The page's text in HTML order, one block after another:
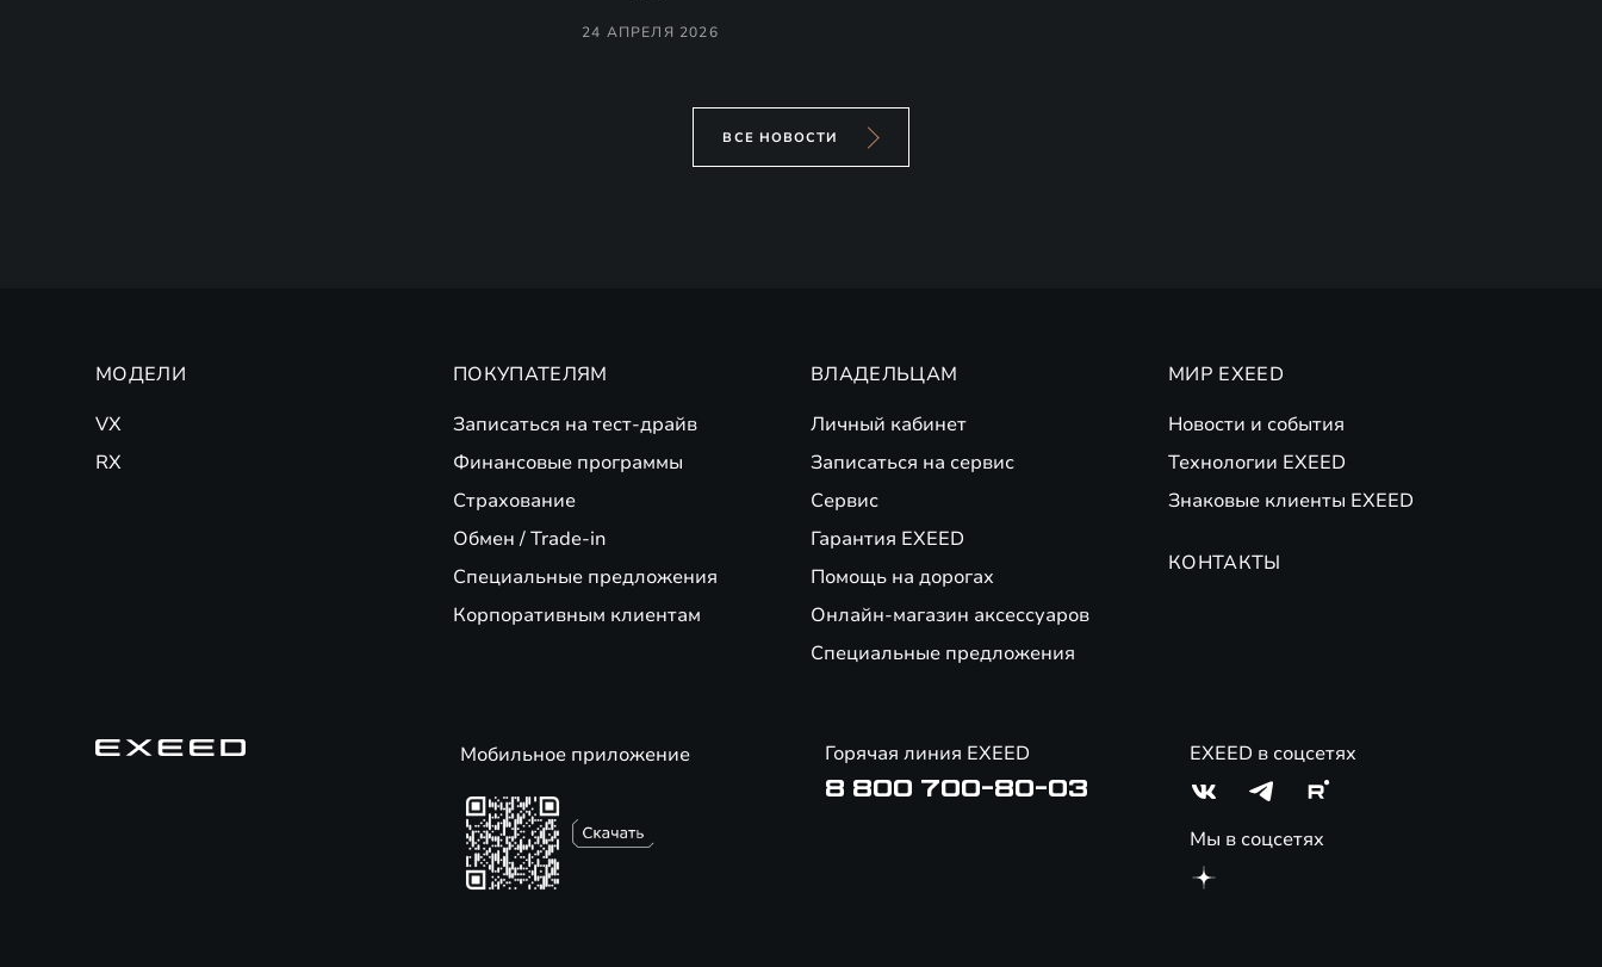
24 АПРЕЛЯ 2026
ВСЕ НОВОСТИ
МОДЕЛИ
VX
RX
ПОКУПАТЕЛЯМ
Записаться на тест-драйв
Финансовые программы
Страхование
Обмен / Trade-in
Специальные предложения
Корпоративным клиентам
ВЛАДЕЛЬЦАМ
Личный кабинет
Записаться на сервис
Сервис
Гарантия EXEED
Помощь на дорогах
Онлайн-магазин аксессуаров
Специальные предложения
МИР EXEED
Новости и события
Технологии EXEED
Знаковые клиенты EXEED
КОНТАКТЫ
Мобильное приложение Горячая линия EXEED
8 800 700-80-03
EXEED в соцсетях
Мы в соцсетях